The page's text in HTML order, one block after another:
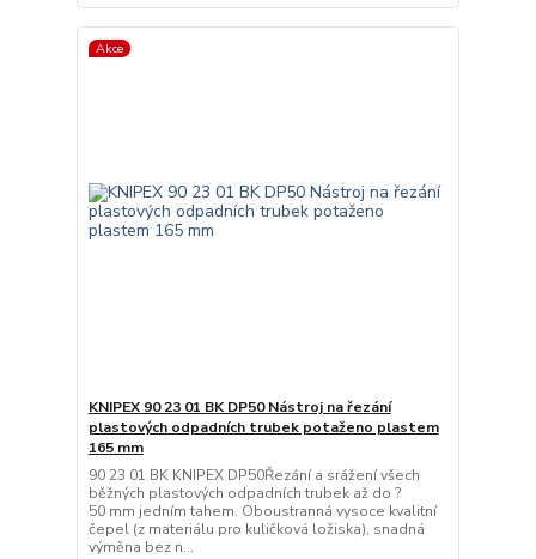
Akce
KNIPEX 90 23 01 BK DP50 Nástroj na řezání
plastových odpadních trubek potaženo plastem
165 mm
90 23 01 BK KNIPEX DP50Řezání a srážení všech
běžných plastových odpadních trubek až do ?
50 mm jedním tahem. Oboustranná vysoce kvalitní
čepel (z materiálu pro kuličková ložiska), snadná
výměna bez n...